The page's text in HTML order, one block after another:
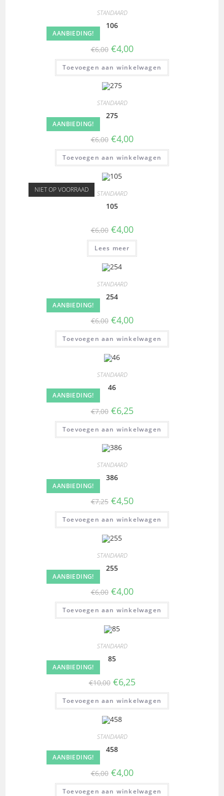
AANBIEDING!
STANDAARD
106
€6,00 €4,00
Toevoegen aan winkelwagen
AANBIEDING!
STANDAARD
275
€6,00 €4,00
Toevoegen aan winkelwagen
NIET OP VOORRAAD STANDAARD
105
€6,00 €4,00
Lees meer
AANBIEDING!
STANDAARD
254
€6,00 €4,00
Toevoegen aan winkelwagen
AANBIEDING!
STANDAARD
46
€7,00 €6,25
Toevoegen aan winkelwagen
AANBIEDING!
STANDAARD
386
€7,25 €4,50
Toevoegen aan winkelwagen
AANBIEDING!
STANDAARD
255
€6,00 €4,00
Toevoegen aan winkelwagen
AANBIEDING!
STANDAARD
85
€10,00 €6,25
Toevoegen aan winkelwagen
AANBIEDING!
STANDAARD
458
€6,00 €4,00
Toevoegen aan winkelwagen